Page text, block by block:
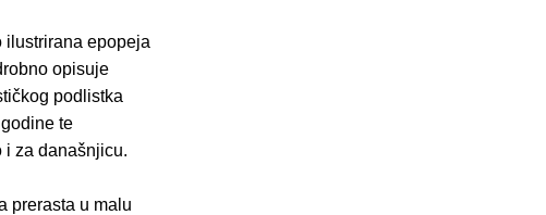
ilustrirana epopeja
opisuje
podlistka
te
i za današnjicu.
prerasta u malu